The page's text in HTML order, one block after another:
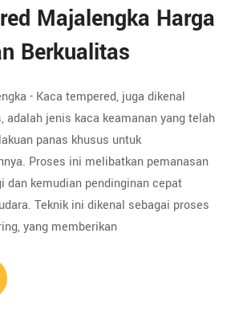
Majalengka Harga
Berkualitas
- Kaca tempered, juga dikenal
adalah jenis kaca keamanan yang telah
panas khusus untuk
Proses ini melibatkan pemanasan
dan kemudian pendinginan cepat
Teknik ini dikenal sebagai proses
yang memberikan